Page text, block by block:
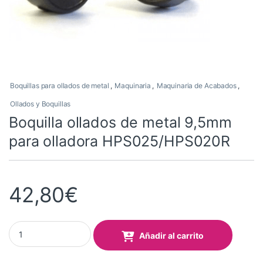
Boquillas para ollados de metal , Maquinaria , Maquinaria de Acabados ,
Ollados y Boquillas
Boquilla ollados de metal 9,5mm
para olladora HPS025/HPS020R
42,80€
Boquilla ollados de metal 9,5mm para olladora HPS025/
Añadir al carrito